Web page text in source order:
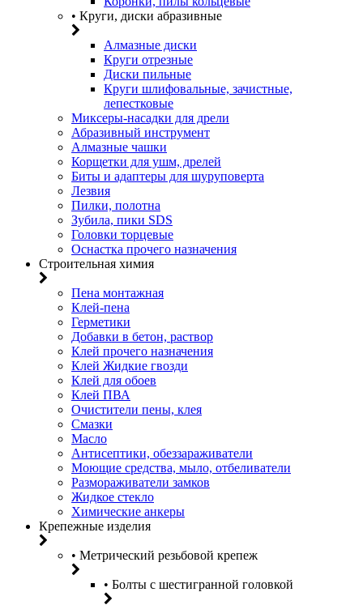
• Круги, диски абразивные
Алмазные диски
Круги отрезные
Диски пильные
Круги шлифовальные, зачистные,
лепестковые
Миксеры-насадки для дрели
Абразивный инструмент
Алмазные чашки
Корщетки для ушм, дрелей
Биты и адаптеры для шуруповерта
Лезвия
Пилки, полотна
Зубила, пики SDS
Головки торцевые
Оснастка прочего назначения
Строительная химия
Пена монтажная
Клей-пена
Герметики
Добавки в бетон, раствор
Клей прочего назначения
Клей Жидкие гвозди
Клей для обоев
Клей ПВА
Очистители пены, клея
Смазки
Масло
Антисептики, обеззараживатели
Моющие средства, мыло, отбеливатели
Размораживатели замков
Жидкое стекло
Химические анкеры
Крепежные изделия
• Метрический резьбовой крепеж
• Болты с шестигранной головкой